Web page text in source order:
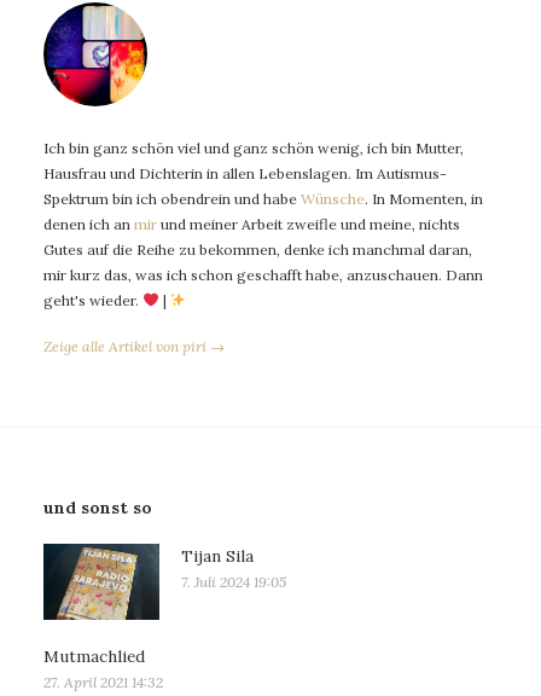
Ich bin ganz schön viel und ganz schön wenig, ich bin Mutter,
Hausfrau und Dichterin in allen Lebenslagen. Im Autismus-
Spektrum bin ich obendrein und habe Wünsche. In Momenten, in
denen ich an mir und meiner Arbeit zweifle und meine, nichts
Gutes auf die Reihe zu bekommen, denke ich manchmal daran,
mir kurz das, was ich schon geschafft habe, anzuschauen. Dann
geht's wieder.
|
Zeige alle Artikel von piri →
und sonst so
Tijan Sila
7. Juli 2024 19:05
Mutmachlied
27. April 2021 14:32